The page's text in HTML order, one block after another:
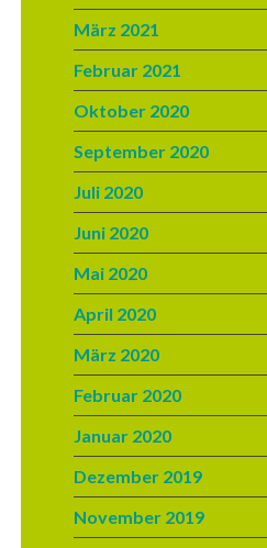
März 2021
Februar 2021
Oktober 2020
September 2020
Juli 2020
Juni 2020
Mai 2020
April 2020
März 2020
Februar 2020
Januar 2020
Dezember 2019
November 2019